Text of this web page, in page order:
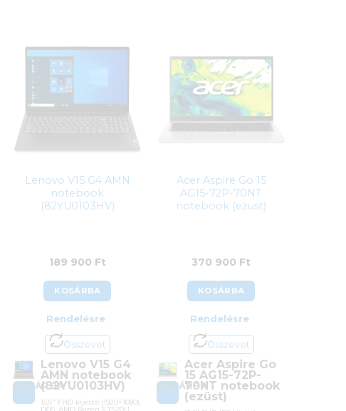
Lenovo V15 G4 AMN
notebook
(82YU0103HV)
189 900 Ft
KOSÁRBA
Rendelésre
Összevet
KOSÁRBA
Lenovo V15 G4
AMN notebook
(82YU0103HV)
15,6″ FHD kijelző (1920×1080),
DOS, AMD Ryzen 5 7520U,
Acer Aspire Go 15
AG15-72P-70NT
notebook (ezüst)
370 900 Ft
KOSÁRBA
Rendelésre
Összevet
KOSÁRBA
Acer Aspire Go
15 AG15-72P-
70NT notebook
(ezüst)